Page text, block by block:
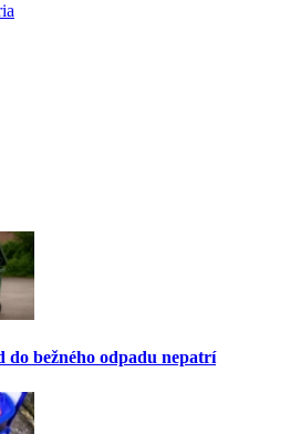
do bežného odpadu nepatrí